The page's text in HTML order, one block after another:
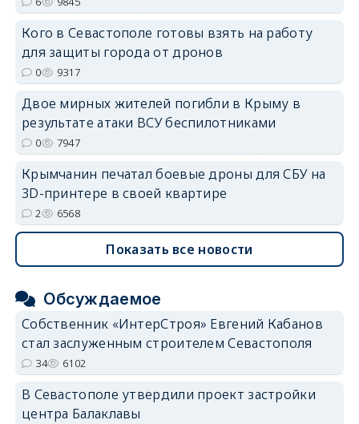
erid: 2SDnjdvhGXG
Кого в Севастополе готовы взять на работу
для защиты города от дронов
0 9317
Двое мирных жителей погибли в Крыму в
результате атаки ВСУ беспилотниками
0 7947
Крымчанин печатал боевые дроны для СБУ на
3D-принтере в своей квартире
2 6568
Показать все новости
Обсуждаемое
Собственник «ИнтерСтроя» Евгений Кабанов
стал заслуженным строителем Севастополя
34 6102
В Севастополе утвердили проект застройки
центра Балаклавы